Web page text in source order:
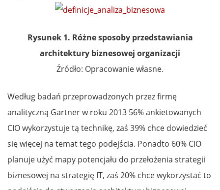
Rysunek 1. Różne sposoby przedstawiania
architektury biznesowej organizacji
Źródło: Opracowanie własne.
Według badań przeprowadzonych przez firmę
analityczną Gartner w roku 2013 56% ankietowanych
CIO wykorzystuje tą technikę, zaś 39% chce dowiedzieć
się więcej na temat tego podejścia. Ponadto 60% CIO
planuje użyć mapy potencjału do przełożenia strategii
biznesowej na strategię IT, zaś 20% chce wykorzystać to